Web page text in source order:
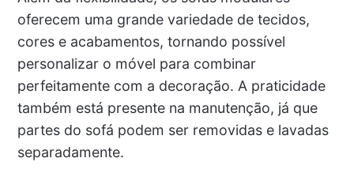
oferecem uma grande variedade de tecidos,
cores e acabamentos, tornando possível
personalizar o móvel para combinar
perfeitamente com a decoração. A praticidade
também está presente na manutenção, já que
partes do sofá podem ser removidas e lavadas
separadamente.